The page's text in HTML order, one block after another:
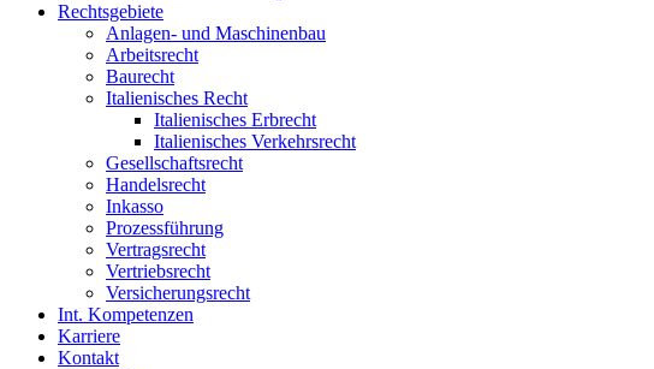
Rechtsgebiete
Anlagen- und Maschinenbau
Arbeitsrecht
Baurecht
Italienisches Recht
Italienisches Erbrecht
Italienisches Verkehrsrecht
Gesellschaftsrecht
Handelsrecht
Inkasso
Prozessführung
Vertragsrecht
Vertriebsrecht
Versicherungsrecht
Int. Kompetenzen
Karriere
Kontakt